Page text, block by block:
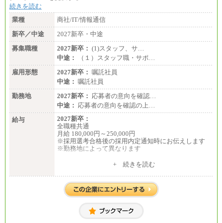
続きを読む
業種
商社/IT/情報通信
新卒／中途
2027新卒・中途
募集職種
2027新卒： (1)スタッフ、サ…
中途：
（１）スタッフ職・サポ…
雇用形態
2027新卒： 嘱託社員
中途： 嘱託社員
勤務地
2027新卒： 応募者の意向を確認…
中途： 応募者の意向を確認の上…
給与
2027新卒：
全職種共通
月給 180,000円～250,000円
※採用選考合格後の採用内定通知時にお伝えします
※勤務地によって異なります
月給 200,000円～250,000円
入社時の処遇は経験・能力を考慮の上、当社規程に
より決定します。
お伝えします。
+ 続きを読む